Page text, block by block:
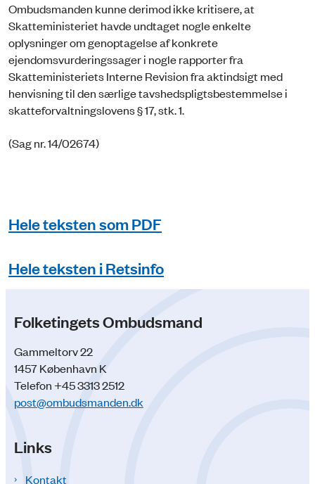
Ombudsmanden kunne derimod ikke kritisere, at
Skatteministeriet havde undtaget nogle enkelte
oplysninger om genoptagelse af konkrete
ejendomsvurderingssager i nogle rapporter fra
Skatteministeriets Interne Revision fra aktindsigt med
henvisning til den særlige tavshedspligtsbestemmelse i
skatteforvaltningslovens § 17, stk. 1.
(Sag nr. 14/02674)
Hele teksten som PDF
Hele teksten i Retsinfo
Folketingets Ombudsmand
Gammeltorv 22
1457 København K
Telefon +45 3313 2512
post@ombudsmanden.dk
Links
Kontakt